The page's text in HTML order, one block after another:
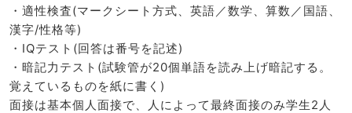
・適性検査(マークシート方式、英語／数学、算数／国語、
漢字/性格等)
・IQテスト(回答は番号を記述)
・暗記力テスト(試験管が20個単語を読み上げ暗記する。
覚えているものを紙に書く)
面接は基本個人面接で、人によって最終面接のみ学生2人